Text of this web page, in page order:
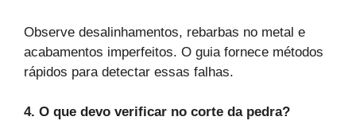
Observe desalinhamentos, rebarbas no metal e
acabamentos imperfeitos. O guia fornece métodos
rápidos para detectar essas falhas.
4. O que devo verificar no corte da pedra?